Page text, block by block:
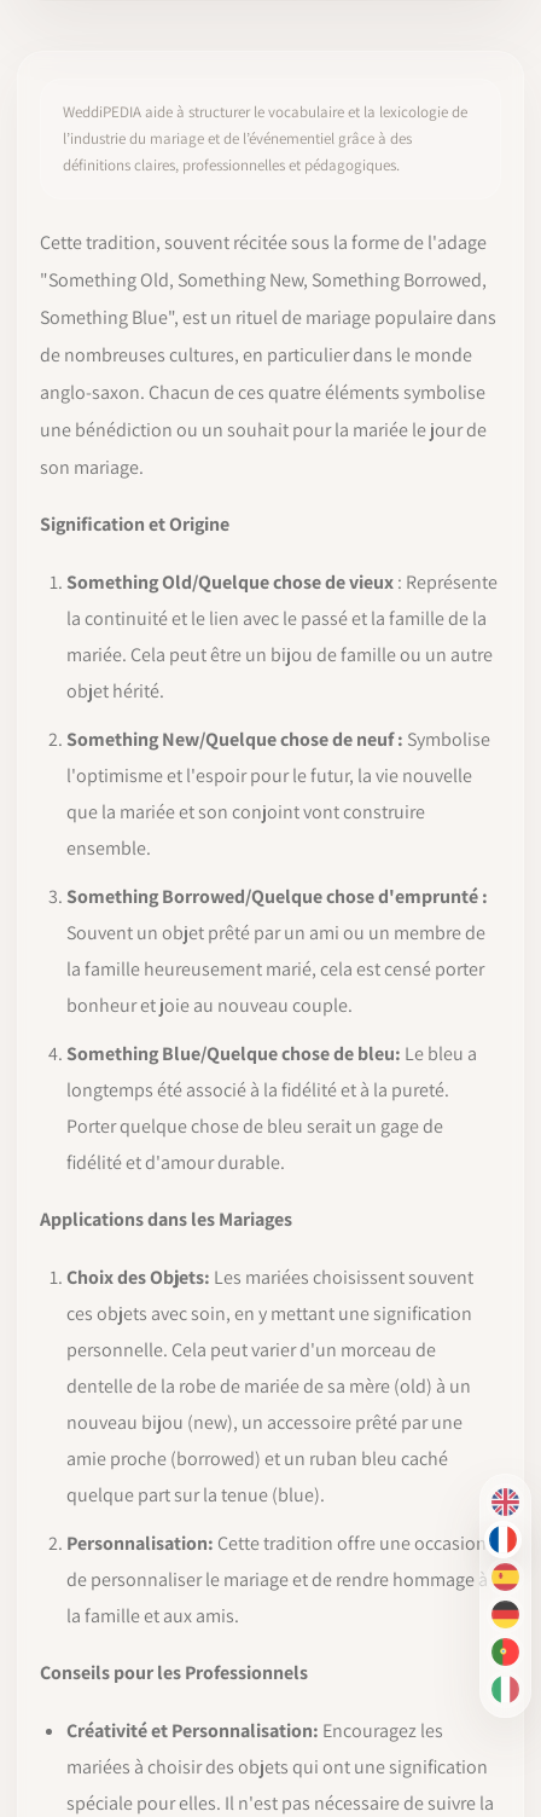
COMMENCER
EN
FR
ES
DE
PT-
IT
WeddiPEDIA aide à structurer le vocabulaire et la lexicologie de
l’industrie du mariage et de l’événementiel grâce à des
définitions claires, professionnelles et pédagogiques.
Cette tradition, souvent récitée sous la forme de l'adage
"Something Old, Something New, Something Borrowed,
Something Blue", est un rituel de mariage populaire dans
de nombreuses cultures, en particulier dans le monde
anglo-saxon. Chacun de ces quatre éléments symbolise
une bénédiction ou un souhait pour la mariée le jour de
son mariage.
Signification et Origine
Something Old/Quelque chose de vieux: Représente
la continuité et le lien avec le passé et la famille de la
mariée. Cela peut être un bijou de famille ou un autre
objet hérité.
Something New/Quelque chose de neuf : Symbolise
l'optimisme et l'espoir pour le futur, la vie nouvelle
que la mariée et son conjoint vont construire
ensemble.
Something Borrowed/Quelque chose d'emprunté :
Souvent un objet prêté par un ami ou un membre de
la famille heureusement marié, cela est censé porter
bonheur et joie au nouveau couple.
Something Blue/Quelque chose de bleu: Le bleu a
longtemps été associé à la fidélité et à la pureté.
Porter quelque chose de bleu serait un gage de
fidélité et d'amour durable.
Applications dans les Mariages
Choix des Objets: Les mariées choisissent souvent
ces objets avec soin, en y mettant une signification
personnelle. Cela peut varier d'un morceau de
dentelle de la robe de mariée de sa mère (old) à un
nouveau bijou (new), un accessoire prêté par une
amie proche (borrowed) et un ruban bleu caché
quelque part sur la tenue (blue).
Personnalisation: Cette tradition offre une occasion
de personnaliser le mariage et de rendre hommage à
la famille et aux amis.
Conseils pour les Professionnels
Créativité et Personnalisation: Encouragez les
mariées à choisir des objets qui ont une signification
spéciale pour elles. Il n'est pas nécessaire de suivre la